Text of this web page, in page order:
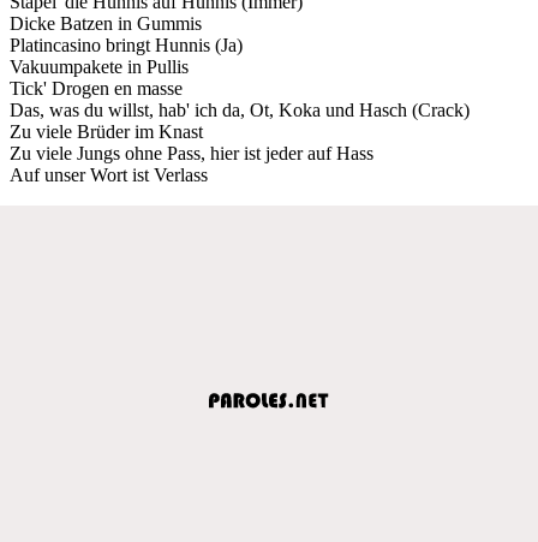
Dicke Batzen in Gummis
Platincasino bringt Hunnis (Ja)
Vakuumpakete in Pullis
Tick' Drogen en masse
Das, was du willst, hab' ich da, Ot, Koka und Hasch (Crack)
Zu viele Brüder im Knast
Zu viele Jungs ohne Pass, hier ist jeder auf Hass
Auf unser Wort ist Verlass